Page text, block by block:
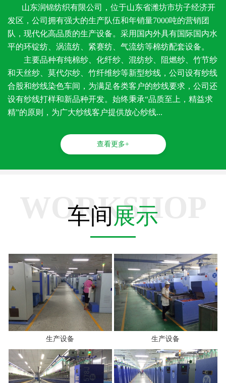
山东润锦纺织有限公司，位于山东省潍坊市坊子经济开
发区，公司拥有强大的生产队伍和年销量7000吨的营销团
队，现代化高品质的生产设备。采用国内外具有国际国内水
平的环锭纺、涡流纺、紧赛纺、气流纺等棉纺配套设备。
主要品种有纯棉纱、化纤纱、混纺纱、阻燃纱、竹节纱
和天丝纱、莫代尔纱、竹纤维纱等新型纱线，公司设有纱线
合股和纱线染色车间，为满足各类客户的纱线要求，公司还
设有纱线打样和新品种开发。始终秉承“品质至上，精益求
精”的原则，为广大纱线客户提供放心纱线...
查看更多+
WORKSHOP
车间 展示
生产设备 生产设备